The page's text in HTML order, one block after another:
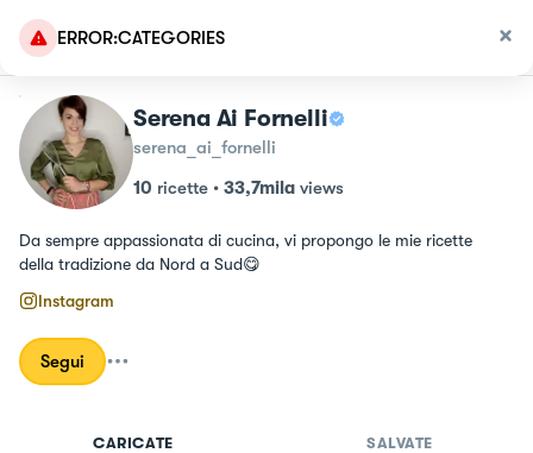
ERROR:CATEGORIES
Serena Ai Fornelli
serena_ai_fornelli
10 ricette • 33,7mila views
Da sempre appassionata di cucina, vi propongo le mie ricette
della tradizione da Nord a Sud😋
Instagram
Segui
CARICATE SALVATE